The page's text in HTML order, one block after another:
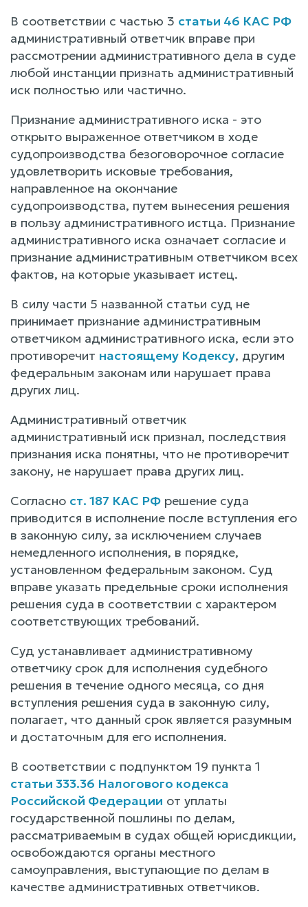
В соответствии с частью 3 статьи 46 КАС РФ
административный ответчик вправе при
рассмотрении административного дела в суде
любой инстанции признать административный
иск полностью или частично.
Признание административного иска - это
открыто выраженное ответчиком в ходе
судопроизводства безоговорочное согласие
удовлетворить исковые требования,
направленное на окончание
судопроизводства, путем вынесения решения
в пользу административного истца. Признание
административного иска означает согласие и
признание административным ответчиком всех
фактов, на которые указывает истец.
В силу части 5 названной статьи суд не
принимает признание административным
ответчиком административного иска, если это
противоречит настоящему Кодексу, другим
федеральным законам или нарушает права
других лиц.
Административный ответчик
административный иск признал, последствия
признания иска понятны, что не противоречит
закону, не нарушает права других лиц.
Согласно ст. 187 КАС РФ решение суда
приводится в исполнение после вступления его
в законную силу, за исключением случаев
немедленного исполнения, в порядке,
установленном федеральным законом. Суд
вправе указать предельные сроки исполнения
решения суда в соответствии с характером
соответствующих требований.
Суд устанавливает административному
ответчику срок для исполнения судебного
решения в течение одного месяца, со дня
вступления решения суда в законную силу,
полагает, что данный срок является разумным
и достаточным для его исполнения.
В соответствии с подпунктом 19 пункта 1
статьи 333.36 Налогового кодекса
Российской Федерации от уплаты
государственной пошлины по делам,
рассматриваемым в судах общей юрисдикции,
освобождаются органы местного
самоуправления, выступающие по делам в
качестве административных ответчиков.